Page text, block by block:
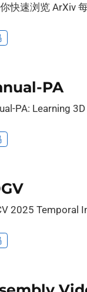
快速浏览 ArXiv
PA
PA: Learning
2025 Temporal